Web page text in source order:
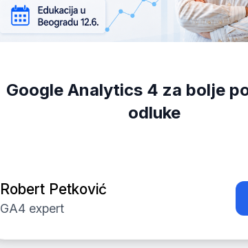
Google Analytics 4 za bolje
odluke
Robert Petković
GA4 expert